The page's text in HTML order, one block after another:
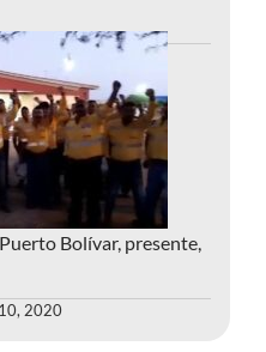
Bolívar, presente,
2020